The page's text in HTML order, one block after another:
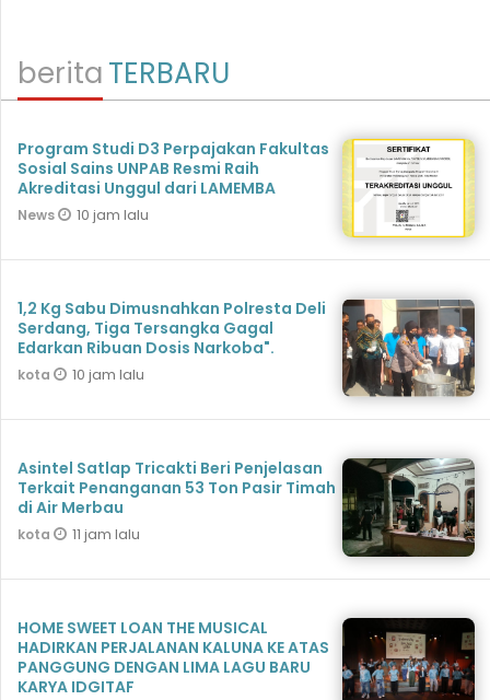
beritaTERBARU
Program Studi D3 Perpajakan Fakultas
Sosial Sains UNPAB Resmi Raih
Akreditasi Unggul dari LAMEMBA
News 10 jam lalu
1,2 Kg Sabu Dimusnahkan Polresta Deli
Serdang, Tiga Tersangka Gagal
Edarkan Ribuan Dosis Narkoba".
kota 10 jam lalu
Asintel Satlap Tricakti Beri Penjelasan
Terkait Penanganan 53 Ton Pasir Timah
di Air Merbau
kota 11 jam lalu
HOME SWEET LOAN THE MUSICAL
HADIRKAN PERJALANAN KALUNA KE ATAS
PANGGUNG DENGAN LIMA LAGU BARU
KARYA IDGITAF